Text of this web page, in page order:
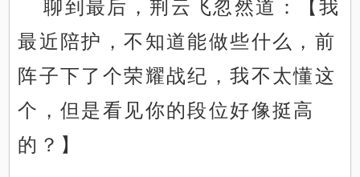
聊到最后，荆云飞忽然道：【我
最近陪护，不知道能做些什么，前
阵子下了个荣耀战纪，我不太懂这
个，但是看见你的段位好像挺高
的？】